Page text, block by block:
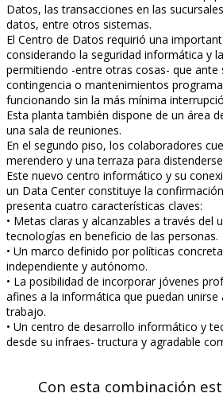
Datos, las transacciones en las
datos, entre otros sistemas.
El Centro de Datos requirió una
considerando la seguridad informática y
permitiendo -entre otras cosas- que ante
contingencia o mantenimientos
funcionando sin la más mínima
Esta planta también dispone de un área
una sala de reuniones.
En el segundo piso, los colaboradores
merendero y una terraza para
Este nuevo centro informático y su
un Data Center constituye la
presenta cuatro características claves:
• Metas claras y alcanzables a través del
tecnologías en beneficio de las personas.
• Un marco definido por políticas
independiente y autónomo.
• La posibilidad de incorporar jóvenes
afines a la informática que puedan unirse
trabajo.
• Un centro de desarrollo informático y
desde su infraes- tructura y agradable
Con esta combinación